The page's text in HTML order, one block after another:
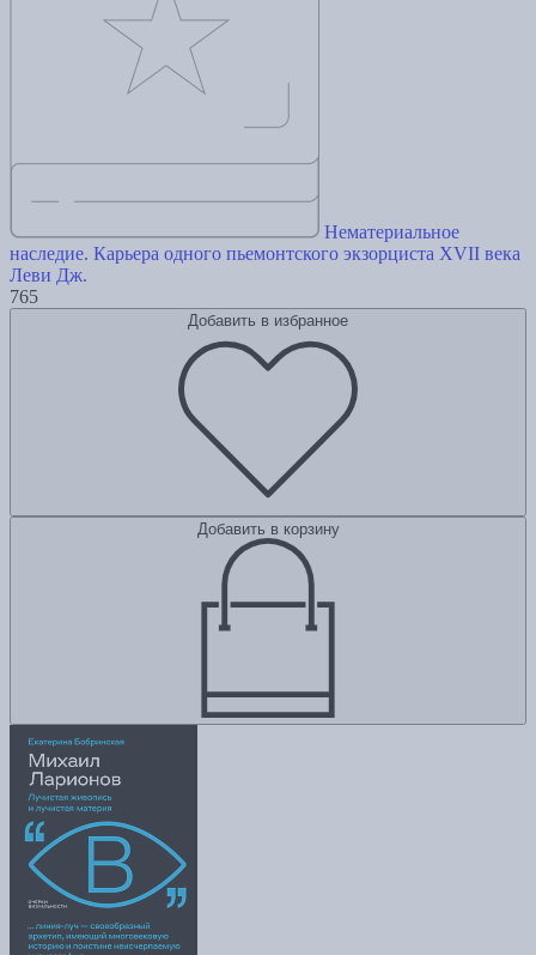
Нематериальное
наследие. Карьера одного пьемонтского экзорциста XVII века
Леви Дж.
765
Добавить в избранное
Добавить в корзину